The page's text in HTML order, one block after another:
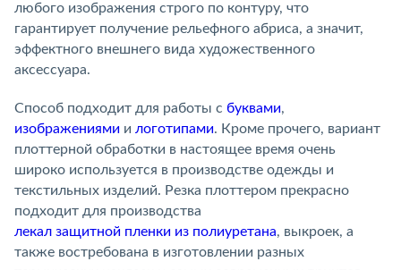
любого изображения строго по контуру, что
гарантирует получение рельефного абриса, а значит,
эффектного внешнего вида художественного
аксессуара.
Способ подходит для работы с буквами,
изображениями и логотипами. Кроме прочего, вариант
плоттерной обработки в настоящее время очень
широко используется в производстве одежды и
текстильных изделий. Резка плоттером прекрасно
подходит для производства
лекал защитной пленки из полиуретана, выкроек, а
также востребована в изготовлении разных